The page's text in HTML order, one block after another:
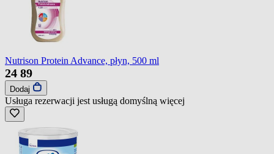
Nutrison Protein Advance, płyn, 500 ml
24 89
Dodaj
Usługa rezerwacji jest usługą domyślną więcej